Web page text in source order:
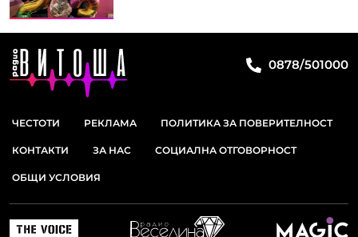
0878/501000
ЧЕСТОТИ РЕКЛАМА ПОЛИТИКА ЗА ПОВЕРИТЕЛНОСТ
КОНТАКТИ ЗА НАС СОЦИАЛНА ОТГОВОРНОСТ
ОБЩИ УСЛОВИЯ